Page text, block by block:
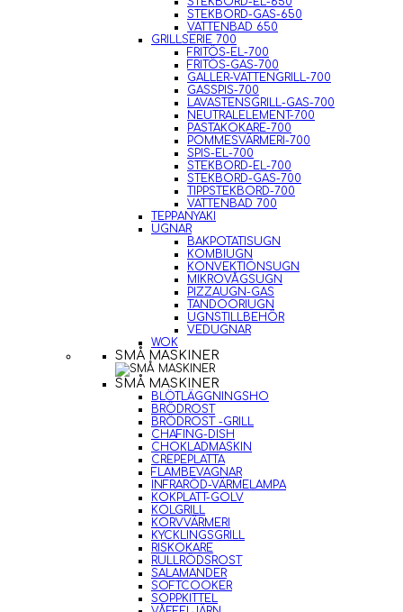
STEKBORD-GAS-650
VATTENBAD 650
GRILLSERIE 700
FRITÖS-EL-700
FRITÖS-GAS-700
GALLER-VATTENGRILL-700
GASSPIS-700
LAVASTENSGRILL-GAS-700
NEUTRALELEMENT-700
PASTAKOKARE-700
POMMESVÄRMERI-700
SPIS-EL-700
STEKBORD-EL-700
STEKBORD-GAS-700
TIPPSTEKBORD-700
VATTENBAD 700
TEPPANYAKI
UGNAR
BAKPOTATISUGN
KOMBIUGN
KONVEKTIONSUGN
MIKROVÅGSUGN
PIZZAUGN-GAS
TANDOORIUGN
UGNSTILLBEHÖR
VEDUGNAR
WOK
SMÅ MASKINER
SMÅ MASKINER
BLÖTLÄGGNINGSHO
BRÖDROST
BRÖDROST -GRILL
CHAFING-DISH
CHOKLADMASKIN
CREPEPLATTA
FLAMBEVAGNAR
INFRARÖD-VÄRMELAMPA
KOKPLATT-GOLV
KOLGRILL
KORVVÄRMERI
KYCKLINGSGRILL
RISKOKARE
RULLRÖDSROST
SALAMANDER
SOFTCOOKER
SOPPKITTEL